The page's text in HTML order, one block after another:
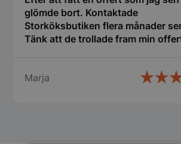
glömde bort. Kontaktade
Storköksbutiken flera månader
Tänk att de trollade fram min
bemötande. Man lägger kunden i
Marja